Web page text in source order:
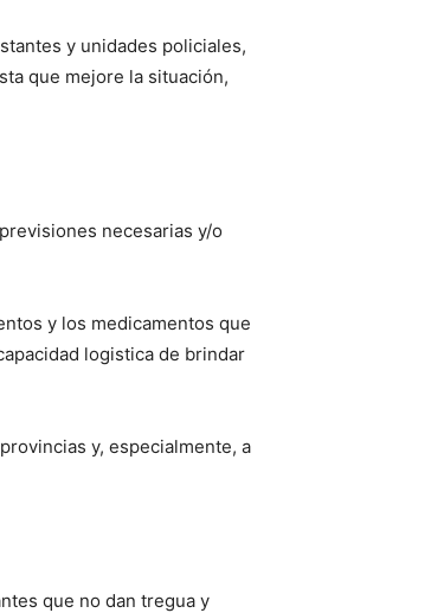
y unidades policiales,
que mejore la situación,
necesarias y/o
y los medicamentos que
logistica de brindar
y, especialmente, a
que no dan tregua y